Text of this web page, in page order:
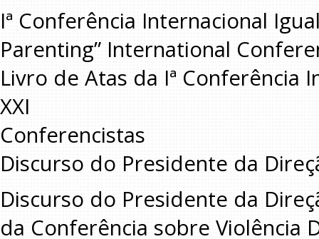
Iª Conferência Internacional
Parenting” International
Livro de Atas da Iª Conferência
XXI
Conferencistas
Discurso do Presidente da
Discurso do Presidente da
da Conferência sobre Violência